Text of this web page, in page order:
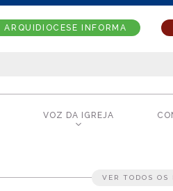
ARQUIDIOCESE INFORMA
VOZ DA IGREJA
VER TODOS OS